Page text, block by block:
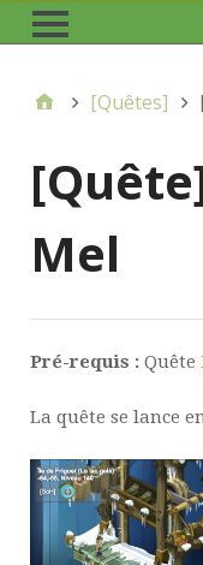
[Quêtes]
Mel
Pré-requis : Quête
La quête se lance